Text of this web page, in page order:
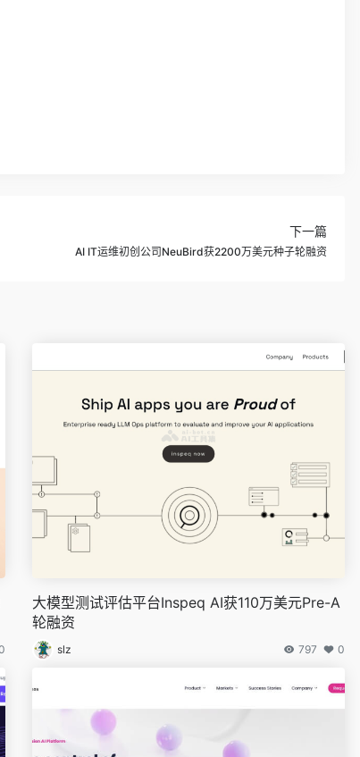
下一篇
AI IT运维初创公司NeuBird获2200万美元种子轮融资
大模型测试评估平台Inspeq AI获110万美元Pre-A
轮融资
slz 797 0